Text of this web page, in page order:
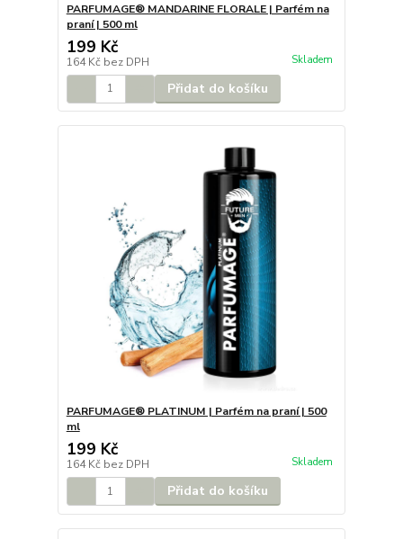
PARFUMAGE® MANDARINE FLORALE | Parfém na
praní | 500 ml
199 Kč
164 Kč bez DPH Skladem
Přidat do košíku
PARFUMAGE® PLATINUM | Parfém na praní | 500
ml
199 Kč
164 Kč bez DPH Skladem
Přidat do košíku